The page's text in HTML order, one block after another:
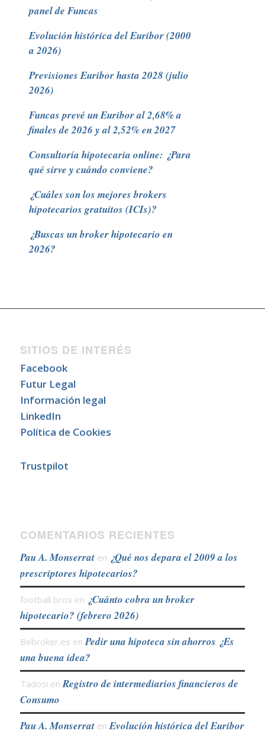
panel de Funcas
Evolución histórica del Euribor (2000
a 2026)
Previsiones Euribor hasta 2028 (julio
2026)
Funcas prevé un Euribor al 2,68% a
finales de 2026 y al 2,52% en 2027
Consultoría hipotecaria online: ¿Para
qué sirve y cuándo conviene?
¿Cuáles son los mejores brokers
hipotecarios gratuitos (ICIs)?
¿Buscas un broker hipotecario en
2026?
SITIOS DE INTERÉS
Facebook
Futur Legal
Información legal
LinkedIn
Política de Cookies
Trustpilot
COMENTARIOS RECIENTES
Pau A. Monserraten ¿Qué nos depara el 2009 a los
prescriptores hipotecarios?
football bros en ¿Cuánto cobra un broker
hipotecario? (febrero 2026)
Bebroker.es enPedir una hipoteca sin ahorros ¿Es
una buena idea?
Tadosi enRegistro de intermediarios financieros de
Consumo
Pau A. MonserratenEvolución histórica del Euribor